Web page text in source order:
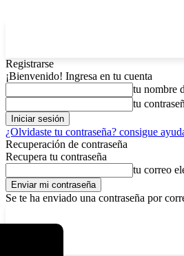
Registrarse
¡Bienvenido! Ingresa en tu cuenta
tu nombre
tu
¿Olvidaste tu contraseña? consigue
Recuperación de contraseña
Recupera tu contraseña
tu correo
Se te ha enviado una contraseña por